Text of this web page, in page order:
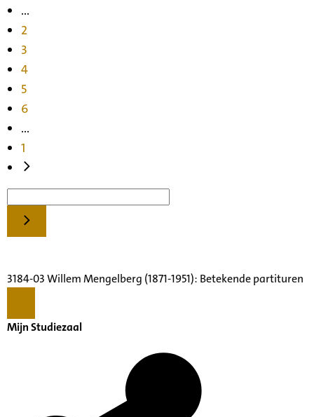
...
2
3
4
5
6
...
1
3184-03 Willem Mengelberg (1871-1951): Betekende partituren
Mijn Studiezaal